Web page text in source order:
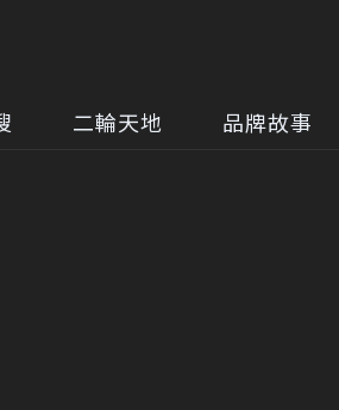
二輪天地 品牌故事